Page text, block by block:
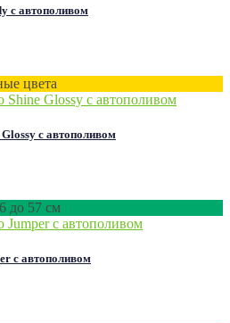
с автополивом
цвета
с автополивом
до 57 см
с автополивом